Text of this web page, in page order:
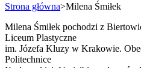
Strona główna>Milena Śmiłek
Milena Śmiłek pochodzi z
Liceum Plastyczne
im. Józefa Kluzy w Krakowie.
Politechnice